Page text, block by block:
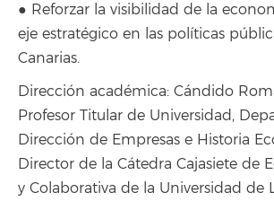
● Reforzar la visibilidad de la
eje estratégico en las políticas
Canarias.
Dirección académica: Cándido
Profesor Titular de Universidad,
Dirección de Empresas e Historia
Director de la Cátedra Cajasiete de
y Colaborativa de la Universidad de